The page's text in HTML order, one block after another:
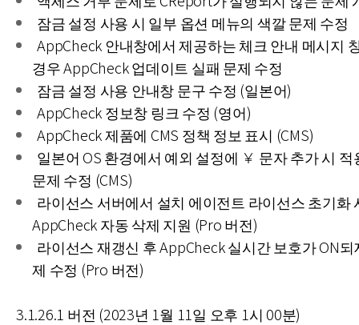
잠금 설정 사용 시 일부 옵션 메뉴의 색깔 문제 수정
AppCheck 안내창에서 제공하는 체크 안내 메시지
경우 AppCheck 업데이트 실패 문제 수정
잠금 설정 사용 안내창 문구 수정 (일본어)
AppCheck 정보창 링크 수정 (영어)
AppCheck 제품에 CMS 정책 정보 표시 (CMS)
일본어 OS 환경에서 예외 설정에 ￥ 문자 추가 시 적
문제 수정 (CMS)
라이선스 서버에서 설치 에이전트 라이선스 초기화
AppCheck 자동 삭제 지원 (Pro 버전)
라이선스 재갱신 후 AppCheck 실시간 보호가 ON되
제 수정 (Pro 버전)
3.1.26.1 버전 (2023년 1월 11일 오후 1시 00분)